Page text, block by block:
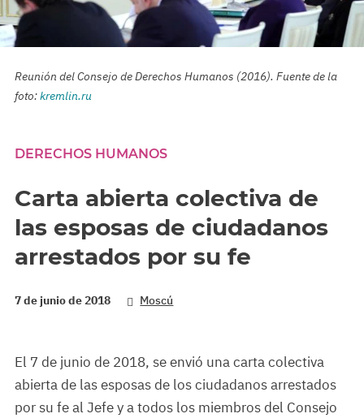
Reunión del Consejo de Derechos Humanos (2016). Fuente de la
foto:kremlin.ru
DERECHOS HUMANOS
Carta abierta colectiva de
las esposas de ciudadanos
arrestados por su fe
7 de junio de 2018 Moscú
El 7 de junio de 2018, se envió una carta colectiva
abierta de las esposas de los ciudadanos arrestados
por su fe al Jefe y a todos los miembros del Consejo